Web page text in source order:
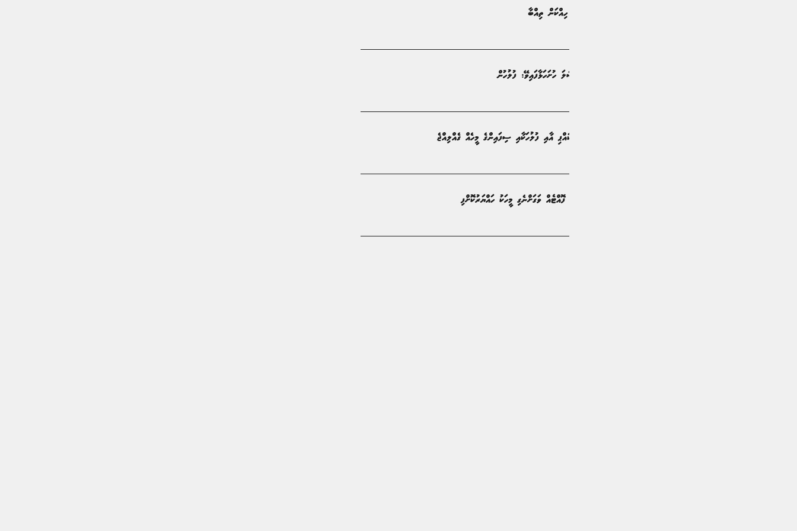
ތިން މީހުން ގެއްލުނީ ދޯނިން ދިޔަ ހިއްކަން ތިއްބާ
ދޯންޏަކަށް ދިޔަވެ އަޑިއަށް ގޮސް ކައްޕި އާއި ފުލުހަކާއި ސިފައިންގެ މީހެއް ގެއްލިއްޖެ
ތިންލައްކަ އަށްވުރެ ގިނަ ރުފިޔާހުރި ފޮއްޓެއް ވަގަށްނެގި މީހަކު ހައްޔަރުކޮށްފި